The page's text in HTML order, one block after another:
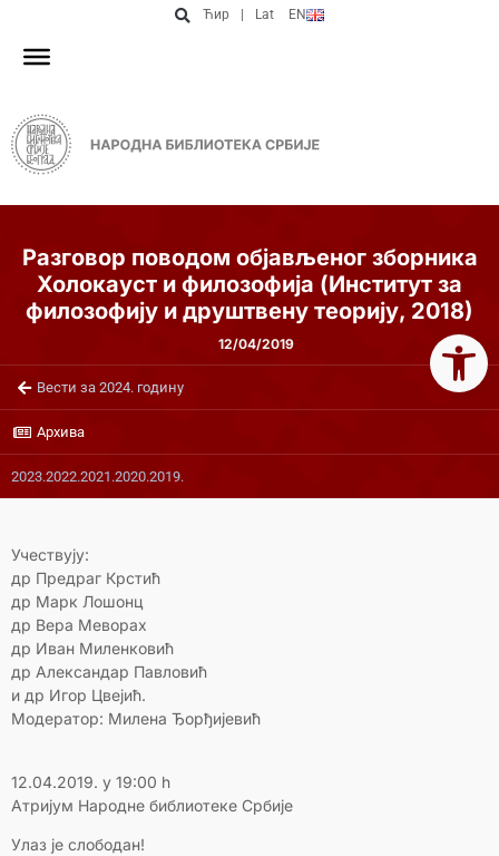
Ћир Lat EN
Разговор поводом објављеног зборника
Холокауст и филозофија (Институт за
филозофију и друштвену теорију, 2018)
12/04/2019
Вести за 2024. годину
Архива
2023.2022.2021.2020.2019.
Учествују:
др Предраг Крстић
др Марк Лошонц
др Вера Меворaх
др Иван Миленковић
др Александар Павловић
и др Игор Цвејић.
Модератор: Милена Ђорђијевић
12.04.2019. у 19:00 h
Атријум Народне библиотеке Србије
Улаз је слободан!